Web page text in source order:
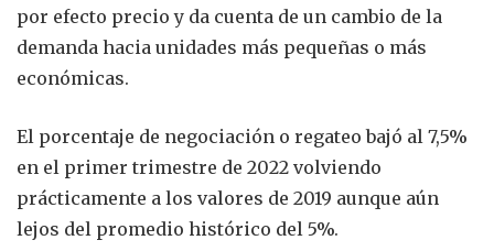
por efecto precio y da cuenta de un cambio de la
demanda hacia unidades más pequeñas o más
económicas.
El porcentaje de negociación o regateo bajó al 7,5%
en el primer trimestre de 2022 volviendo
prácticamente a los valores de 2019 aunque aún
lejos del promedio histórico del 5%.